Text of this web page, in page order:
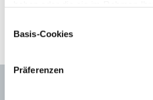
Cookies, wenn Sie unsere
Basis-Cookies
Präferenzen
Tragezeit (Tage)